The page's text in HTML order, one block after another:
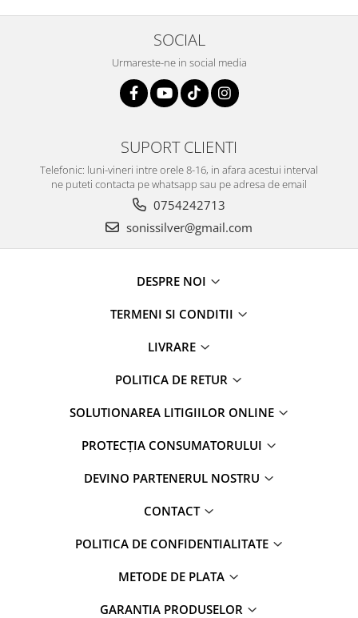
SOCIAL
Urmareste-ne in social media
SUPORT CLIENTI
Telefonic: luni-vineri intre orele 8-16, in afara acestui interval
ne puteti contacta pe whatsapp sau pe adresa de email
0754242713
sonissilver@gmail.com
DESPRE NOI
TERMENI SI CONDITII
LIVRARE
POLITICA DE RETUR
SOLUTIONAREA LITIGIILOR ONLINE
PROTECȚIA CONSUMATORULUI
DEVINO PARTENERUL NOSTRU
CONTACT
POLITICA DE CONFIDENTIALITATE
METODE DE PLATA
GARANTIA PRODUSELOR